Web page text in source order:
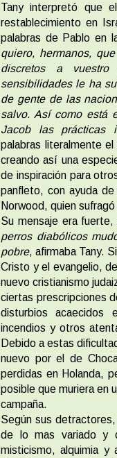
Tany interpretó que
restablecimiento en
palabras de Pablo en
quiero, hermanos,
discretos a
sensibilidades le ha
de gente de las
salvo. Así como está
Jacob las prácticas
palabras literalmente
creando así una
de inspiración para
panfleto, con ayuda
Norwood, quien
Su mensaje era
perros diabólicos
pobre, afirmaba Tany.
Cristo y el evangelio,
nuevo cristianismo
ciertas prescripciones
disturbios acaecidos
incendios y otros
Debido a estas
nuevo por el de
perdidas en Holanda,
posible que muriera en
campaña.
Según sus
de lo mas variado y
misticismo, alquimia y